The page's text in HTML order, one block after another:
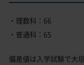
・理数科：66
・普通科：65
偏差値は入学試験で大